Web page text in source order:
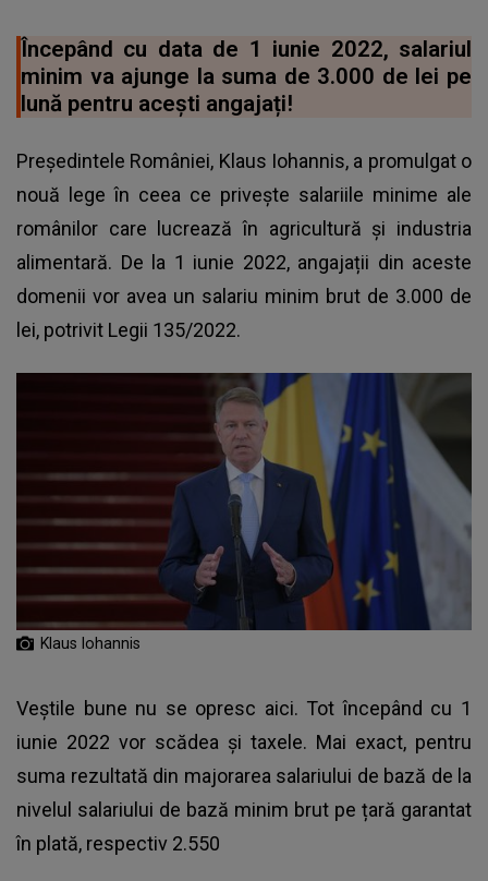
Începând cu data de 1 iunie 2022, salariul
minim va ajunge la suma de 3.000 de lei pe
lună pentru acești angajați!
Președintele României, Klaus Iohannis, a promulgat o
nouă lege în ceea ce privește salariile minime ale
românilor care lucrează în agricultură și industria
alimentară. De la 1 iunie 2022, angajații din aceste
domenii vor avea un salariu minim brut de 3.000 de
lei, potrivit Legii 135/2022.
Klaus Iohannis
Veștile bune nu se opresc aici. Tot începând cu 1
iunie 2022 vor scădea și taxele. Mai exact, pentru
suma rezultată din majorarea salariului de bază de la
nivelul salariului de bază minim brut pe țară garantat
în plată, respectiv 2.550